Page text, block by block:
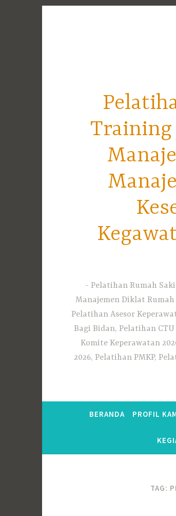
Skip
Training
Pelatihan Rumah
Manajemen Diklat
Pelatihan Asesor
Bagi Bidan, Pelatihan
Komite Keperawatan
2026, Pelatihan PMKP,
BERANDA PROFIL
TAG: